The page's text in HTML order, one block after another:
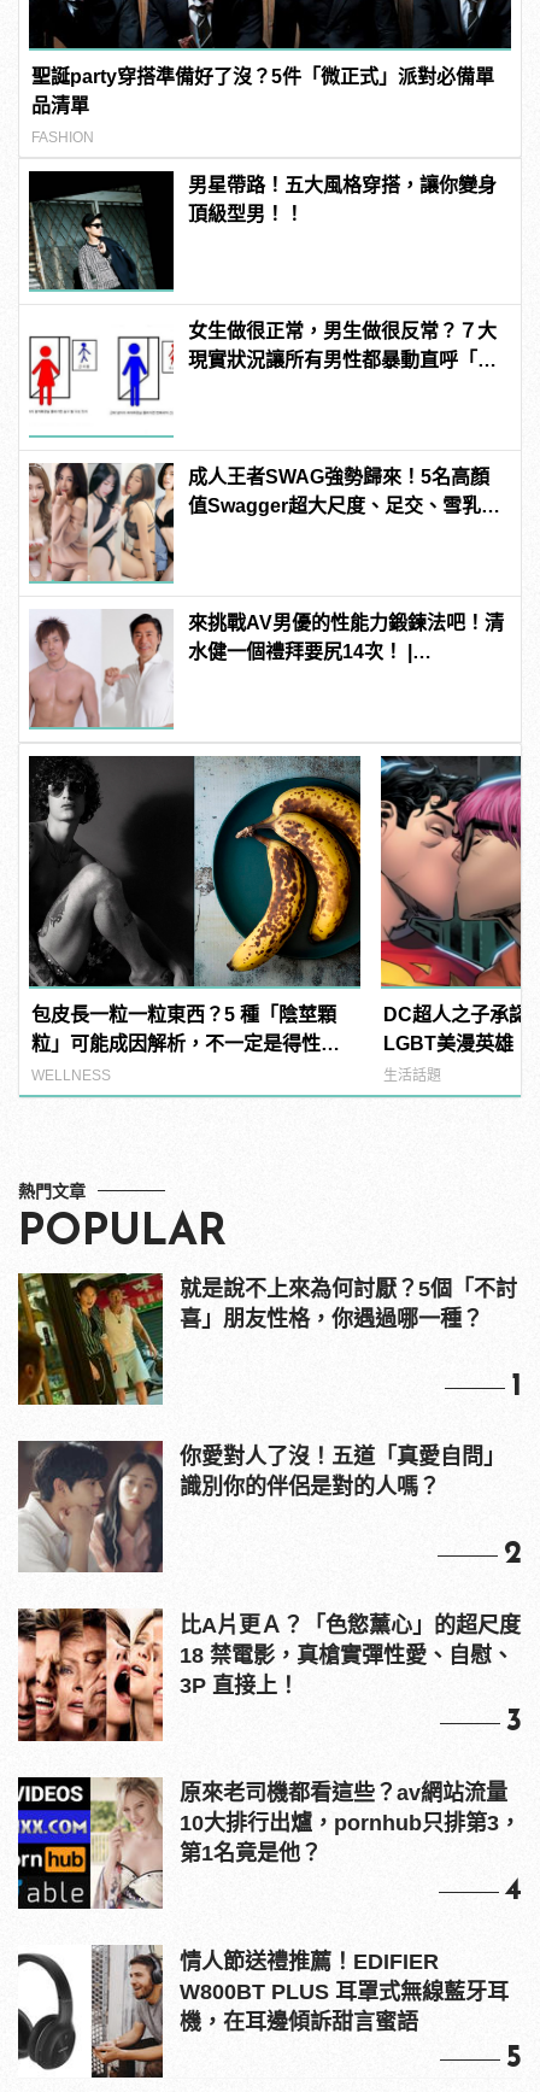
聖誕party穿搭準備好了沒？5件「微正式」派對必備單
品清單
FASHION
男星帶路！五大風格穿搭，讓你變身
頂級型男！！
女生做很正常，男生做很反常？７大
現實狀況讓所有男性都暴動直呼「不
成人王者SWAG強勢歸來！5名高顏
值Swagger超大尺度、足交、雪乳、
來挑戰AV男優的性能力鍛鍊法吧！清
水健一個禮拜要尻14次！ |
包皮長一粒一粒東西？5 種「陰莖顆
粒」可能成因解析，不一定是得性
病！
WELLNESS
DC超人之子承認
LGBT美漫英雄，
櫃？ |
生活話題
熱門文章
POPULAR
就是說不上來為何討厭？5個「不討
喜」朋友性格，你遇過哪一種？
1
你愛對人了沒！五道「真愛自問」
識別你的伴侶是對的人嗎？
2
比A片更Ａ？「色慾薰心」的超尺度
18 禁電影，真槍實彈性愛、自慰、
3P 直接上！
3
原來老司機都看這些？av網站流量
10大排行出爐，pornhub只排第3，
第1名竟是他？
4
情人節送禮推薦！EDIFIER
W800BT PLUS 耳罩式無線藍牙耳
機，在耳邊傾訴甜言蜜語
5